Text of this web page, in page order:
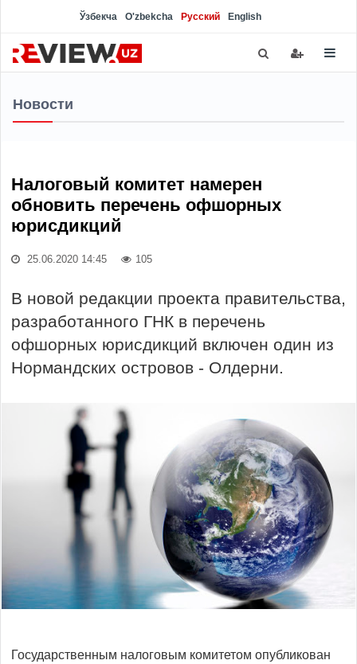
Ўзбекча O'zbekcha Русский English
Новости
Налоговый комитет намерен
обновить перечень офшорных
юрисдикций
25.06.2020 14:45 105
В новой редакции проекта правительства,
разработанного ГНК в перечень
офшорных юрисдикций включен один из
Нормандских островов - Олдерни.
Государственным налоговым комитетом опубликован